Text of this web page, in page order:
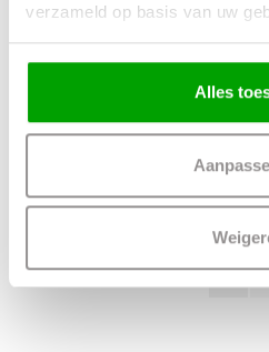
verzameld op basis van uw
Alles
Plafondlamp
Oregon Wit Led Ø
229,95